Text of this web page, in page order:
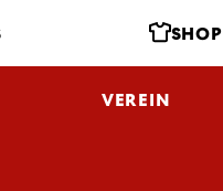
SHOP
VEREIN